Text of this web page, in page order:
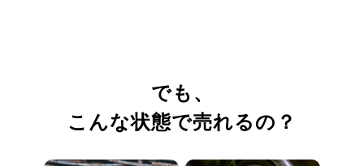
でも、
こんな状態で売れるの？